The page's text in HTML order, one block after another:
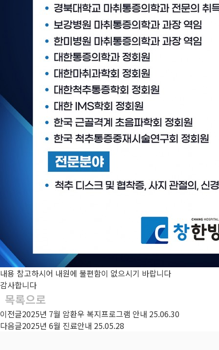
내용 참고하시어 내원에 불편함이 없으시기 바랍니다
감사합니다
목록으로
이전글2025년 7월 암환우 복지프로그램 안내 25.06.30
다음글2025년 6월 진료안내 25.05.28